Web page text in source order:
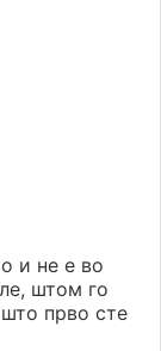
и не е во
штом го
прво сте